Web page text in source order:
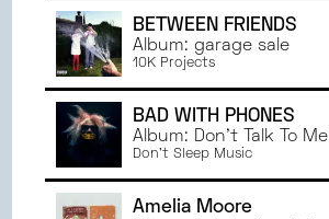
BETWEEN FRIENDS
Album: garage sale
10K Projects
BAD WITH PHONES
Album: Don't Talk To Me
Don't Sleep Music
Amelia Moore